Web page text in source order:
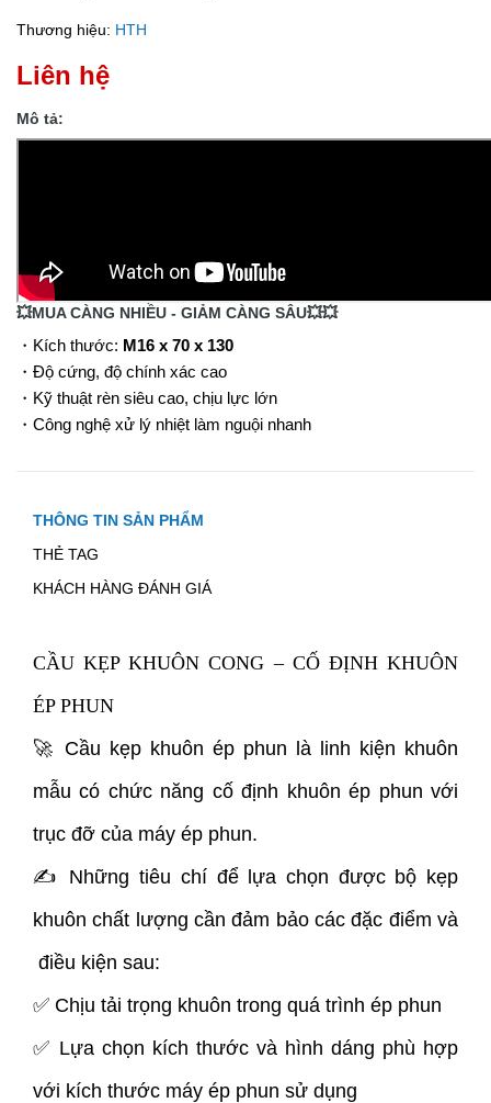
Thương hiệu: HTH
Liên hệ
Mô tả:
💥MUA CÀNG NHIỀU - GIẢM CÀNG SÂU💥💥
・Kích thước: M16 x 70 x 130
・Độ cứng, độ chính xác cao
・Kỹ thuật rèn siêu cao, chịu lực lớn
・Công nghệ xử lý nhiệt làm nguội nhanh
THÔNG TIN SẢN PHẨM
THẺ TAG
KHÁCH HÀNG ĐÁNH GIÁ
CẦU KẸP KHUÔN CONG – CỐ ĐỊNH KHUÔN
ÉP PHUN
🚀 Cầu kẹp khuôn ép phun là linh kiện khuôn
mẫu có chức năng cố định khuôn ép phun với
trục đỡ của máy ép phun.
✍ Những tiêu chí để lựa chọn được bộ kẹp
khuôn chất lượng cần đảm bảo các đặc điểm và
điều kiện sau:
✅ Chịu tải trọng khuôn trong quá trình ép phun
✅ Lựa chọn kích thước và hình dáng phù hợp
với kích thước máy ép phun sử dụng